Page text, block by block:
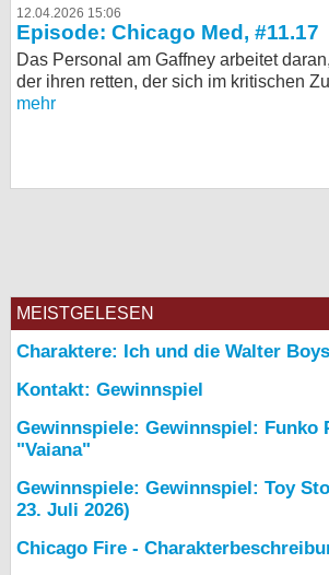
12.04.2026 15:06
Episode: Chicago Med, #11.17
Das Personal am Gaffney arbeitet
der ihren retten, der sich im kritischen
mehr
MEISTGELESEN
Charaktere: Ich und die Walter
Kontakt: Gewinnspiel
Gewinnspiele: Gewinnspiel: Funko
"Vaiana"
Gewinnspiele: Gewinnspiel: Toy
23. Juli 2026)
Chicago Fire -